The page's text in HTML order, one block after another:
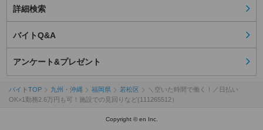
詳細検索
バイトQ&A
アンケート&プレゼント
バイトTOP 九州・沖縄 福岡県 若松区
＼空いた時間で働く！／日払い
OK×1勤務2.6万円も可！施設での見回りなど(111265512）
Copyright © en Inc.